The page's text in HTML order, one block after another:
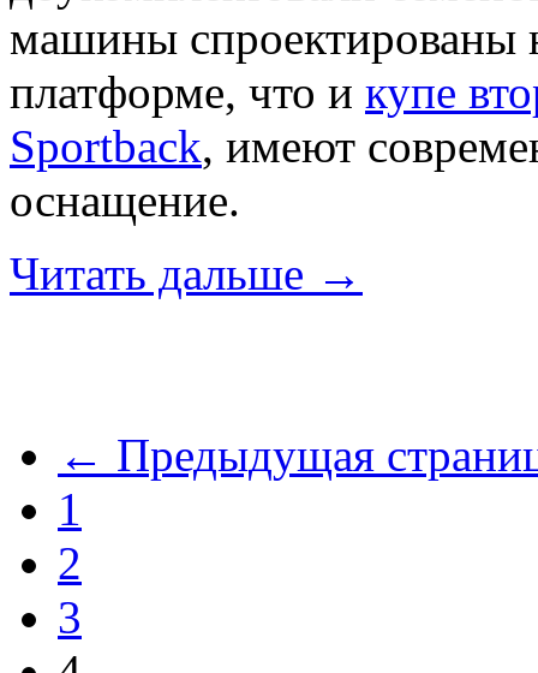
машины спроектированы
платформе, что и купе
Sportback, имеют
оснащение.
Читать дальше →
← Предыдущая
1
2
3